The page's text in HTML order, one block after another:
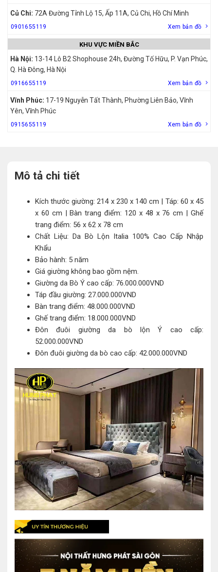
Củ Chi: 72A Đường Tỉnh Lộ 15, Ấp 11A, Củ Chi, Hồ Chí Minh
0901655119 Xem bản đồ
KHU VỰC MIỀN BẮC
Hà Nội: 13-14 Lô B2 Shophouse 24h, Đường Tố Hữu, P. Vạn Phúc,
Q. Hà Đông, Hà Nội
0916655119 Xem bản đồ
Vĩnh Phúc: 17-19 Nguyễn Tất Thành, Phường Liên Bảo, Vĩnh
Yên, Vĩnh Phúc
0915655119 Xem bản đồ
Mô tả chi tiết
Kích thước giường: 214 x 230 x 140 cm | Táp: 60 x 45
x 60 cm | Bàn trang điểm: 120 x 48 x 76 cm | Ghế
trang điểm: 56 x 62 x 78 cm
Chất Liệu: Da Bò Lộn Italia 100% Cao Cấp Nhập
Khẩu
Bảo hành: 5 năm
Giá giường không bao gồm nệm.
Giường da Bò Ý cao cấp: 76.000.000VND
Táp đầu giường: 27.000.000VND
Bàn trang điểm: 48.000.000VND
Ghế trang điểm: 18.000.000VND
Đôn đuôi giường da bò lộn Ý cao cấp:
52.000.000VND
Đôn đuôi giường da bò cao cấp: 42.000.000VND